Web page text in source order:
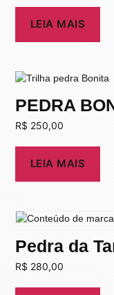
LEIA MAIS
PEDRA
R$ 250,00
LEIA MAIS
Pedra da
R$ 280,00